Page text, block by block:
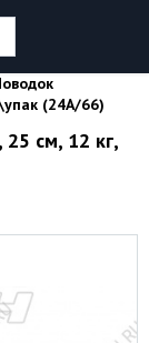
(24A/66)
см, 12 кг,